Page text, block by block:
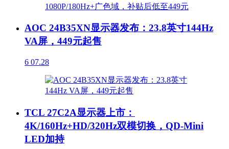
AOC 24B35XN显示器发布：23.8英寸144Hz
VA屏，449元起售
6 07.28
TCL 27C2A显示器上市：
4K/160Hz+HD/320Hz双模切换，QD-Mini
LED加持